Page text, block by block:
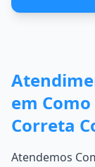
em
Correta
Atendemos